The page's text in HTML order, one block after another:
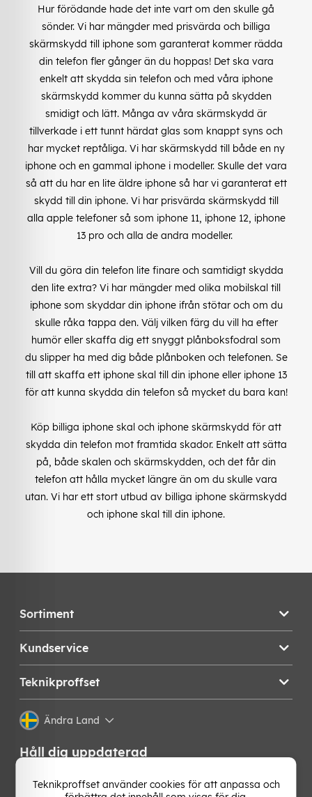
Hur förödande hade det inte vart om den skulle gå
sönder. Vi har mängder med prisvärda och billiga
skärmskydd till iphone som garanterat kommer rädda
din telefon fler gånger än du hoppas! Det ska vara
enkelt att skydda sin telefon och med våra iphone
skärmskydd kommer du kunna sätta på skydden
smidigt och lätt. Många av våra skärmskydd är
tillverkade i ett tunnt härdat glas som knappt syns och
har mycket reptåliga. Vi har skärmskydd till både en ny
iphone och en gammal iphone i modeller. Skulle det vara
så att du har en lite äldre iphone så har vi garanterat ett
skydd till din iphone. Vi har prisvärda skärmskydd till
alla apple telefoner så som iphone 11, iphone 12, iphone
13 pro och alla de andra modeller.
Vill du göra din telefon lite finare och samtidigt skydda
den lite extra? Vi har mängder med olika mobilskal till
iphone som skyddar din iphone ifrån stötar och om du
skulle råka tappa den. Välj vilken färg du vill ha efter
humör eller skaffa dig ett snyggt plånboksfodral som
du slipper ha med dig både plånboken och telefonen. Se
till att skaffa ett iphone skal till din iphone eller iphone 13
för att kunna skydda din telefon så mycket du bara kan!
Köp billiga iphone skal och iphone skärmskydd för att
skydda din telefon mot framtida skador. Enkelt att sätta
på, både skalen och skärmskydden, och det får din
telefon att hålla mycket längre än om du skulle vara
utan. Vi har ett stort utbud av billiga iphone skärmskydd
och iphone skal till din iphone.
Sortiment
Kundservice
Teknikproffset
Ändra Land
Håll dig uppdaterad
Få de senaste nyheterna, hetaste erbjudandena och
bästa tipsen från oss direkt i din mejlkorg. Signa upp på
Teknikproffset använder cookies för att anpassa och